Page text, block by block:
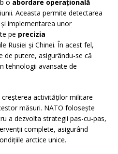
o abordare operațională
Aceasta permite detectarea
implementarea unor
pe precizia
Rusiei și Chinei. În acest fel,
de putere, asigurându-se că
tehnologii avansate de
activităților militare
măsuri. NATO folosește
a dezvolta strategii pas-cu-pas,
complete, asigurând
arctice unice.